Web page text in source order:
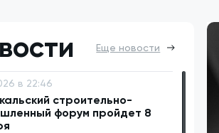
Еще новости
в 22:46
строительно-
форум пройдет 8